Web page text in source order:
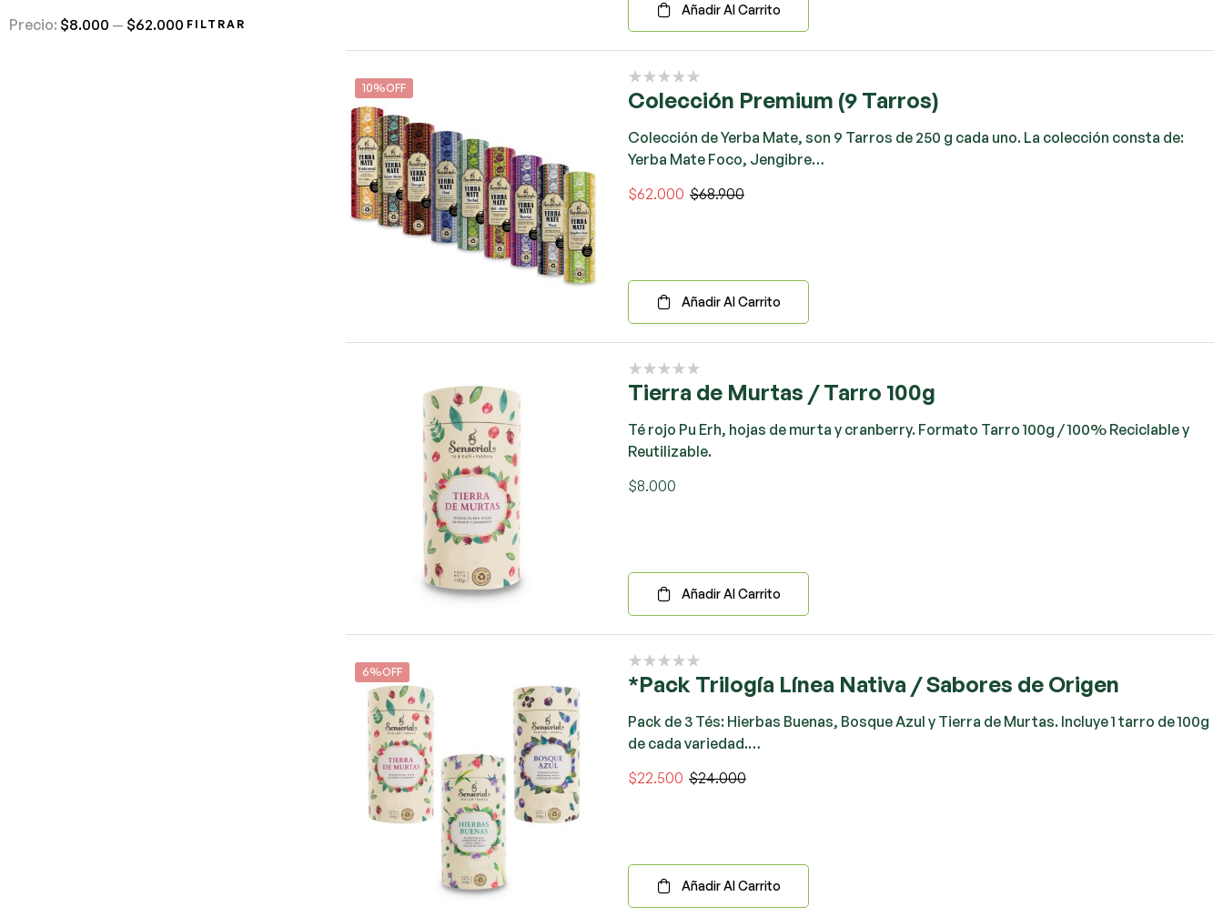
Añadir Al Carrito
10%OFF Colección Premium (9 Tarros)
Colección de Yerba Mate, son 9 Tarros de 250 g cada uno. La colección consta de:
Yerba Mate Foco, Jengibre…
$68.900
$62.000
Añadir Al Carrito
Tierra de Murtas / Tarro 100g
Té rojo Pu Erh, hojas de murta y cranberry. Formato Tarro 100g / 100% Reciclable y
Reutilizable.
$8.000
Añadir Al Carrito
6%OFF *Pack Trilogía Línea Nativa / Sabores de Origen
Pack de 3 Tés: Hierbas Buenas, Bosque Azul y Tierra de Murtas. Incluye 1 tarro de 100g
de cada variedad.…
$24.000
$22.500
Añadir Al Carrito
FILTRAR
Precio: $8.000 — $62.000